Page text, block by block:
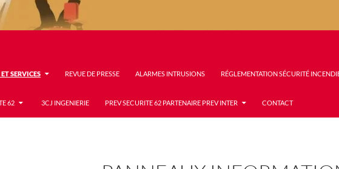
SERVICES REVUE DE PRESSE ALARMES INTRUSIONS RÉGLEMENTATION SÉCURITÉ
62 3CJ INGENIERIE PREV SECURITE 62 PARTENAIRE PREV INTER CONTACT